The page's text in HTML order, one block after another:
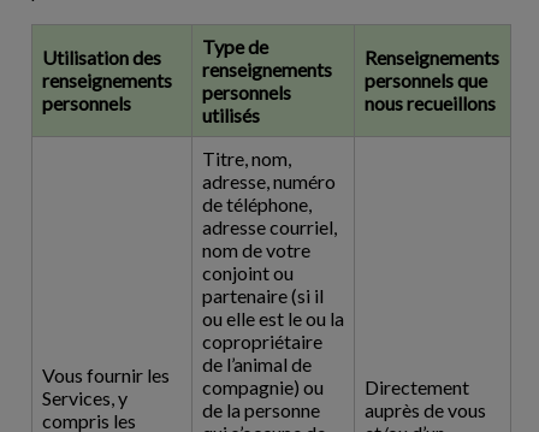
Utilisation des
renseignements
personnels
Type de
renseignements
personnels
utilisés
Renseignements
personnels que
nous recueillons
Vous fournir les
Services, y
compris les
Titre, nom,
adresse, numéro
de téléphone,
adresse courriel,
nom de votre
conjoint ou
partenaire (si il
ou elle est le ou la
copropriétaire
de l’animal de
compagnie) ou
de la personne
Directement
auprès de vous